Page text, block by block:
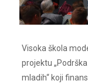
Visoka škola
projektu
mladih“ koji